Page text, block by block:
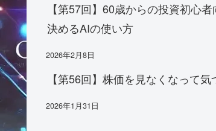
【第57回】60歳からの投資初心
決めるAIの使い方
2026年2月8日
【第56回】株価を見なくなって
2026年1月31日